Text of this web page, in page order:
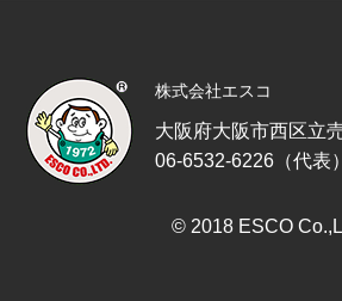
株式会社エスコ
大阪府大阪市西区立
06-6532-6226（代表）
© 2018 ESCO